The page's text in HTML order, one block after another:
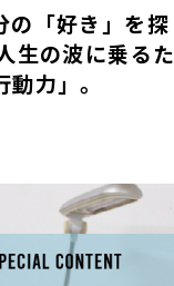
「好き」を探
生の波に乗るた
力」。